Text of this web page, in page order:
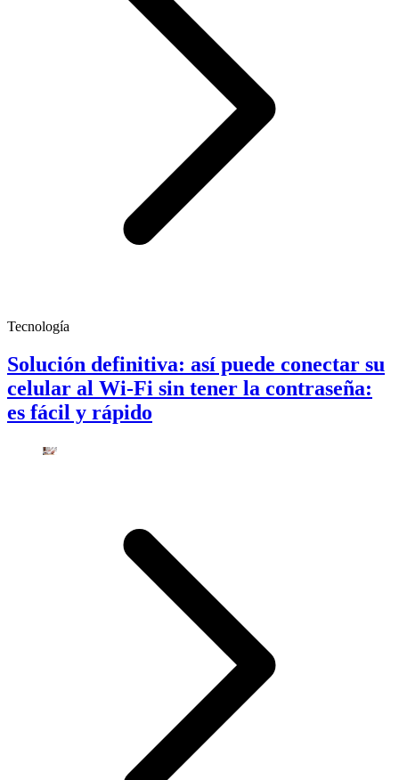
Tecnología
Solución definitiva: así puede conectar su
celular al Wi-Fi sin tener la contraseña:
es fácil y rápido